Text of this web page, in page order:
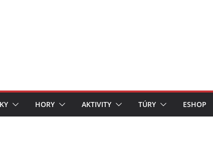
HORY AKTIVITY TÚRY ESHOP